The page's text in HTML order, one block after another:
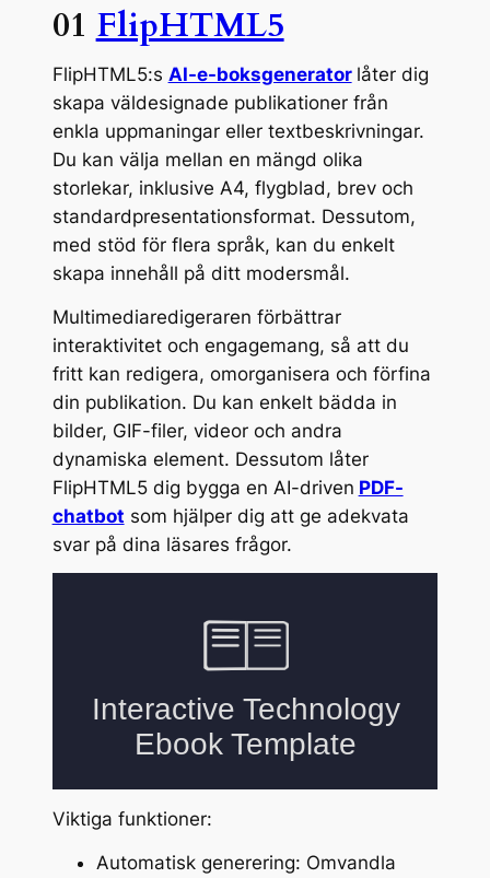
01 FlipHTML5
FlipHTML5:s AI-e-boksgenerator låter dig
skapa väldesignade publikationer från
enkla uppmaningar eller textbeskrivningar.
Du kan välja mellan en mängd olika
storlekar, inklusive A4, flygblad, brev och
standardpresentationsformat. Dessutom,
med stöd för flera språk, kan du enkelt
skapa innehåll på ditt modersmål.
Multimediaredigeraren förbättrar
interaktivitet och engagemang, så att du
fritt kan redigera, omorganisera och förfina
din publikation. Du kan enkelt bädda in
bilder, GIF-filer, videor och andra
dynamiska element. Dessutom låter
FlipHTML5 dig bygga en AI-driven PDF-
chatbot som hjälper dig att ge adekvata
svar på dina läsares frågor.
Viktiga funktioner:
Automatisk generering: Omvandla